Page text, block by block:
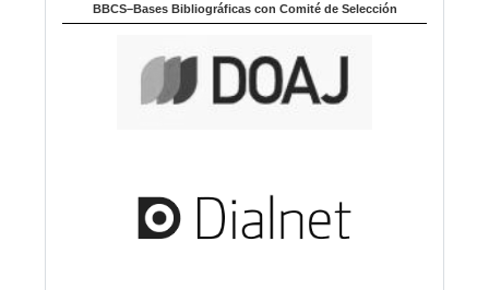
BBCS–Bases Bibliográficas con Comité de Selección